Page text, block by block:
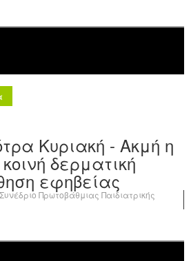
Κυριακή - Ακμή η
δερματική
εφηβείας
Πρωτοβάθμιας Παιδιατρικής